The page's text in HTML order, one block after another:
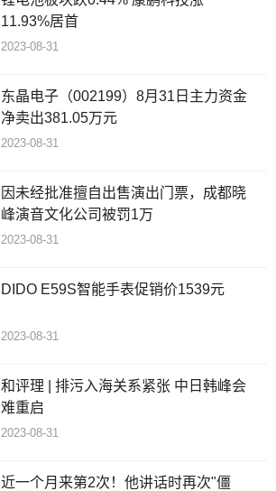
11.93%居首
2023-08-31
东晶电子（002199）8月31日主力资金
净卖出381.05万元
2023-08-31
因未经批准擅自出售演出门票，成都晓
峰演音文化公司被罚1万
2023-08-31
DIDO E59S智能手表促销价1539元
2023-08-31
和评理 | 排污入海关系紧张 中日韩峰会
难重启
2023-08-31
近一个月来第2次！他讲话时再次"僵